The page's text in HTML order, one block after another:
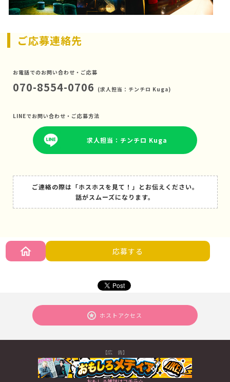
ご応募連絡先
お電話でのお問い合わせ・ご応募
070-8554-0706 (求人担当：チンチロ Kuga)
LINEでお問い合わせ・ご応募方法
求人担当：チンチロ Kuga
ご連絡の際は「ホスホスを見て！」とお伝えください。
話がスムーズになります。
応募する
ホストアクセス
【広 告】